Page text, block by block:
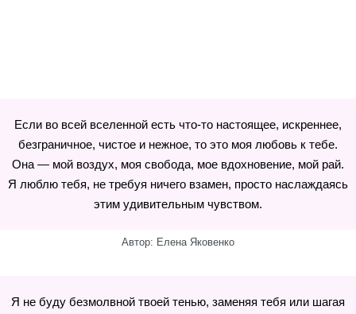
Если во всей вселенной есть что-то настоящее, искреннее,
безграничное, чистое и нежное, то это моя любовь к тебе.
Она — мой воздух, моя свобода, мое вдохновение, мой рай.
Я люблю тебя, не требуя ничего взамен, просто наслаждаясь
этим удивительным чувством.
Автор: Елена Яковенко
Я не буду безмолвной твоей тенью, заменяя тебя или шагая